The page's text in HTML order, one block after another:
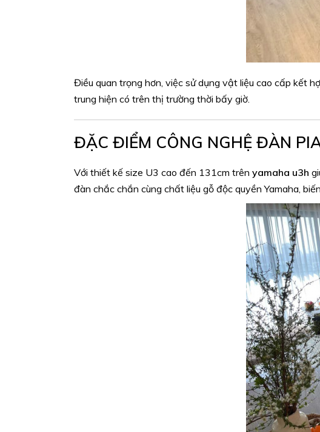
Điều quan trọng hơn, việc sử dụng vật liệu cao cấp kết
trung hiện có trên thị trường thời bấy giờ.
ĐẶC ĐIỂM CÔNG NGHỆ ĐÀN
Với thiết kế size U3 cao đến 131cm trên yamaha u3h
đàn chắc chắn cùng chất liệu gỗ độc quyền Yamaha,